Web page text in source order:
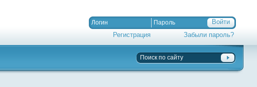
Регистрация Забыли пароль?